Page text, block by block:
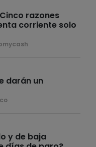
razones
corriente solo
darán un
y de baja